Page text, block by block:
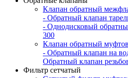
Клапан обратный
- Обратный клапан
- Однодисковый
300
Клапан обратный
- Обратный клапан на
Обратный клапан
Фильтр сетчатый